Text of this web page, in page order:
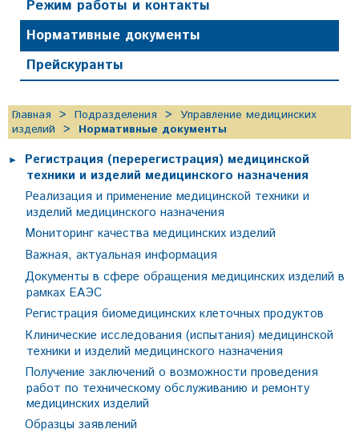
Режим работы и контакты
Нормативные документы
Прейскуранты
Главная Подразделения
Управление медицинских
изделий
Нормативные документы
Регистрация (перерегистрация) медицинской
техники и изделий медицинского назначения
Реализация и применение медицинской техники и
изделий медицинского назначения
Мониторинг качества медицинских изделий
Важная, актуальная информация
Документы в сфере обращения медицинских изделий в
рамках ЕАЭС
Регистрация биомедицинских клеточных продуктов
Клинические исследования (испытания) медицинской
техники и изделий медицинского назначения
Получение заключений о возможности проведения
работ по техническому обслуживанию и ремонту
медицинских изделий
Образцы заявлений